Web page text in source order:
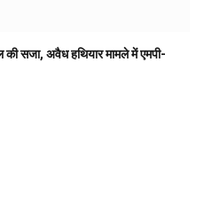
की सजा, अवैध हथियार मामले में एमपी-